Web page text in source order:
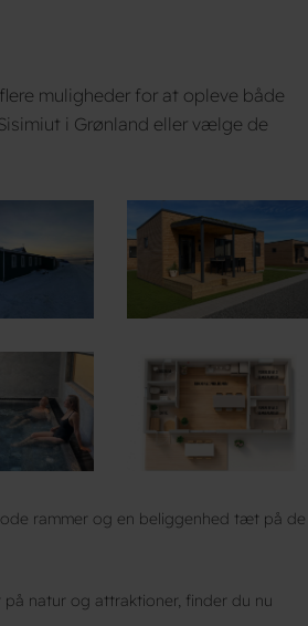
muligheder for at opleve både
i Grønland eller vælge de
rammer og en beliggenhed tæt på de
natur og attraktioner, finder du nu